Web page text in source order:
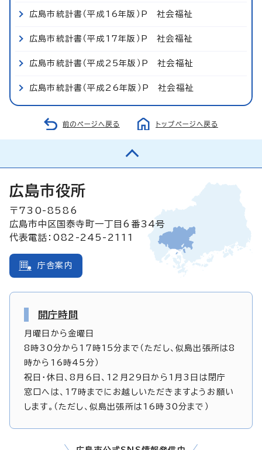
広島市統計書（平成16年版）P 社会福祉
広島市統計書（平成17年版）P 社会福祉
広島市統計書（平成25年版）P 社会福祉
広島市統計書（平成26年版）P 社会福祉
前のページへ戻る トップページへ戻る
広島市役所
〒730-8586
広島市中区国泰寺町一丁目6番34号
代表電話：082-245-2111
庁舎案内
開庁時間
月曜日から金曜日
8時30分から17時15分まで（ただし、似島出張所は8
時から16時45分）
祝日・休日、8月6日、12月29日から1月3日は閉庁
窓口へは、17時までにお越しいただきますようお願い
します。（ただし、似島出張所は16時30分まで）